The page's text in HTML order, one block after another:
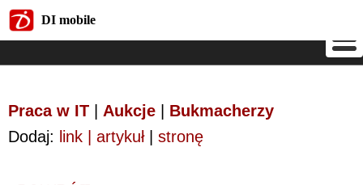
DI mobile
Praca w IT Aukcje
Bukmacherzy
Dodaj: link | artykuł| stronę
DI mobile